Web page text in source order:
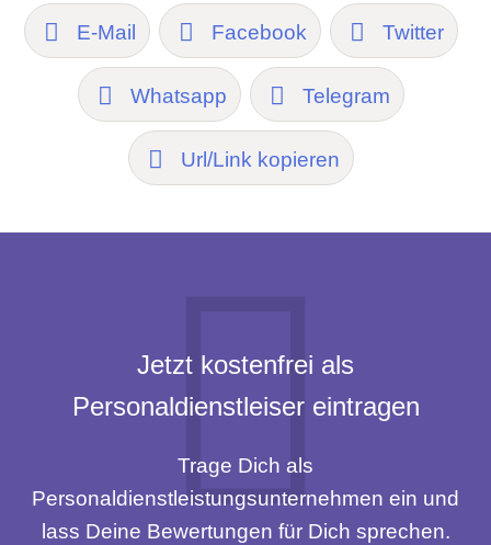
E-Mail Facebook Twitter
Whatsapp Telegram
Url/Link kopieren
Jetzt kostenfrei als
Personaldienstleiser eintragen
Trage Dich als
Personaldienstleistungsunternehmen ein und
lass Deine Bewertungen für Dich sprechen.